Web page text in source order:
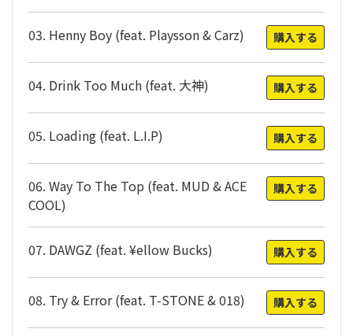
03. Henny Boy (feat. Playsson & Carz) 購入する
04. Drink Too Much (feat. 大神) 購入する
05. Loading (feat. L.I.P) 購入する
06. Way To The Top (feat. MUD & ACE
COOL)
購入する
07. DAWGZ (feat. ¥ellow Bucks) 購入する
08. Try & Error (feat. T-STONE & 018) 購入する